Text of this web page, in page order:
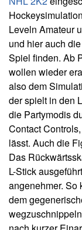
Leveln Amateur
und hier auch
Spiel finden. Ab
wollen wieder
also dem
der spielt in den
die Partymodis
Contact
lässt. Auch die
Das
L-Stick
angenehmer. So
dem